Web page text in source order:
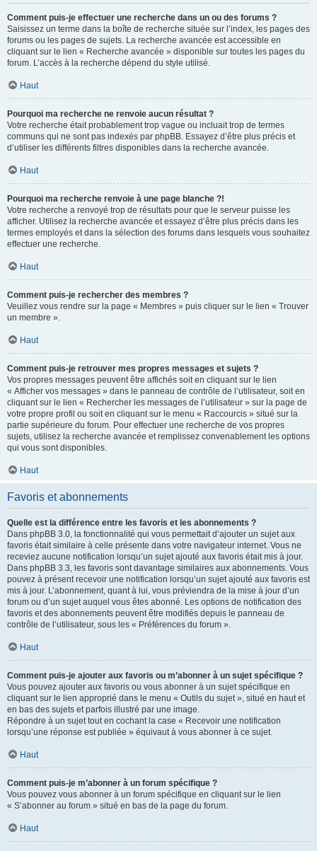
Comment puis-je effectuer une recherche dans un ou des forums ?
Saisissez un terme dans la boîte de recherche située sur l’index, les pages des
forums ou les pages de sujets. La recherche avancée est accessible en
cliquant sur le lien « Recherche avancée » disponible sur toutes les pages du
forum. L’accès à la recherche dépend du style utilisé.
Haut
Pourquoi ma recherche ne renvoie aucun résultat ?
Votre recherche était probablement trop vague ou incluait trop de termes
communs qui ne sont pas indexés par phpBB. Essayez d’être plus précis et
d’utiliser les différents filtres disponibles dans la recherche avancée.
Haut
Pourquoi ma recherche renvoie à une page blanche ?!
Votre recherche a renvoyé trop de résultats pour que le serveur puisse les
afficher. Utilisez la recherche avancée et essayez d’être plus précis dans les
termes employés et dans la sélection des forums dans lesquels vous souhaitez
effectuer une recherche.
Haut
Comment puis-je rechercher des membres ?
Veuillez vous rendre sur la page « Membres » puis cliquer sur le lien « Trouver
un membre ».
Haut
Comment puis-je retrouver mes propres messages et sujets ?
Vos propres messages peuvent être affichés soit en cliquant sur le lien
« Afficher vos messages » dans le panneau de contrôle de l’utilisateur, soit en
cliquant sur le lien « Rechercher les messages de l’utilisateur » sur la page de
votre propre profil ou soit en cliquant sur le menu « Raccourcis » situé sur la
partie supérieure du forum. Pour effectuer une recherche de vos propres
sujets, utilisez la recherche avancée et remplissez convenablement les options
qui vous sont disponibles.
Haut
Favoris et abonnements
Quelle est la différence entre les favoris et les abonnements ?
Dans phpBB 3.0, la fonctionnalité qui vous permettait d’ajouter un sujet aux
favoris était similaire à celle présente dans votre navigateur internet. Vous ne
receviez aucune notification lorsqu’un sujet ajouté aux favoris était mis à jour.
Dans phpBB 3.3, les favoris sont davantage similaires aux abonnements. Vous
pouvez à présent recevoir une notification lorsqu’un sujet ajouté aux favoris est
mis à jour. L’abonnement, quant à lui, vous préviendra de la mise à jour d’un
forum ou d’un sujet auquel vous êtes abonné. Les options de notification des
favoris et des abonnements peuvent être modifiés depuis le panneau de
contrôle de l’utilisateur, sous les « Préférences du forum ».
Haut
Comment puis-je ajouter aux favoris ou m’abonner à un sujet spécifique ?
Vous pouvez ajouter aux favoris ou vous abonner à un sujet spécifique en
cliquant sur le lien approprié dans le menu « Outils du sujet », situé en haut et
en bas des sujets et parfois illustré par une image.
Répondre à un sujet tout en cochant la case « Recevoir une notification
lorsqu’une réponse est publiée » équivaut à vous abonner à ce sujet.
Haut
Comment puis-je m’abonner à un forum spécifique ?
Vous pouvez vous abonner à un forum spécifique en cliquant sur le lien
« S’abonner au forum » situé en bas de la page du forum.
Haut